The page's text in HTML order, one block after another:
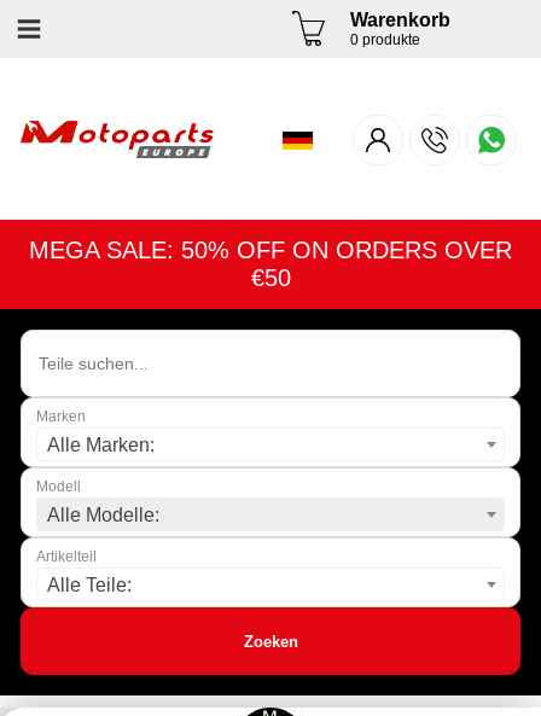
Warenkorb
0 produkte
MEGA SALE: 50% OFF ON ORDERS OVER
€50
Marken
Alle Marken:
Modell
Alle Modelle:
Artikelteil
Alle Teile:
Zoeken